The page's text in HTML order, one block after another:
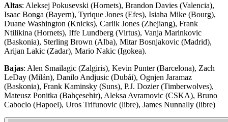
Altas: Aleksej Pokusevski (Hornets), Brandon Davies (Valencia),
Isaac Bonga (Bayern), Tyrique Jones (Efes), Isiaha Mike (Bourg),
Duane Washington (Knicks), Carlik Jones (Zhejiang), Frank
Ntilikina (Hornets), Iffe Lundberg (Virtus), Vanja Marinkovic
(Baskonia), Sterling Brown (Alba), Mitar Bosnjakovic (Madrid),
Arijan Lakic (Zadar), Mario Nakic (Igokea).
Bajas: Alen Smailagic (Zalgiris), Kevin Punter (Barcelona), Zach
LeDay (Milán), Danilo Andjusic (Dubái), Ognjen Jaramaz
(Baskonia), Frank Kaminsky (Suns), P.J. Dozier (Timberwolves),
Mateusz Ponitka (Bahçesehir), Aleksa Avramovic (CSKA), Bruno
Caboclo (Hapoel), Uros Trifunovic (libre), James Nunnally (libre)